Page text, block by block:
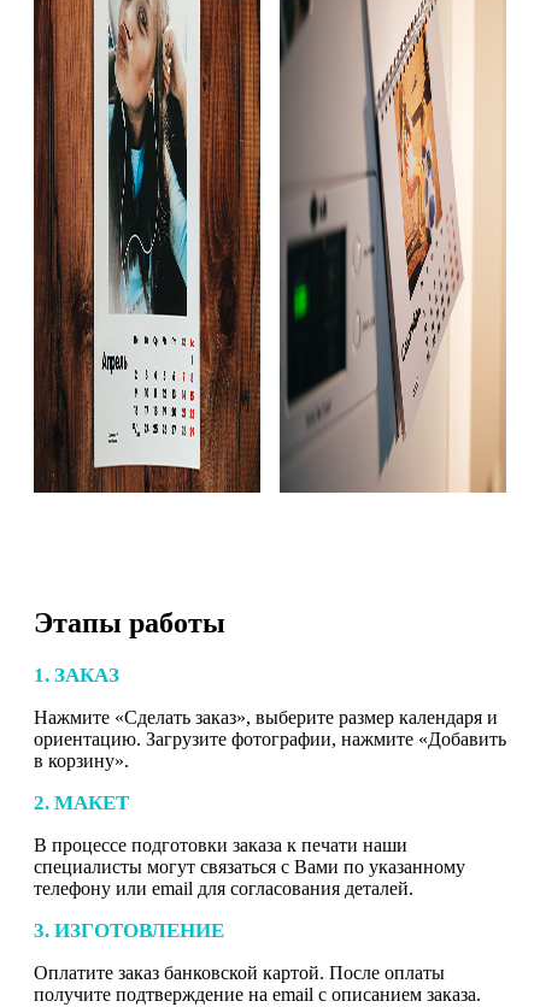
Этапы работы
1. ЗАКАЗ
Нажмите «Сделать заказ», выберите размер календаря и
ориентацию. Загрузите фотографии, нажмите «Добавить
в корзину».
2. МАКЕТ
В процессе подготовки заказа к печати наши
специалисты могут связаться с Вами по указанному
телефону или email для согласования деталей.
3. ИЗГОТОВЛЕНИЕ
Оплатите заказ банковской картой. После оплаты
получите подтверждение на email с описанием заказа.